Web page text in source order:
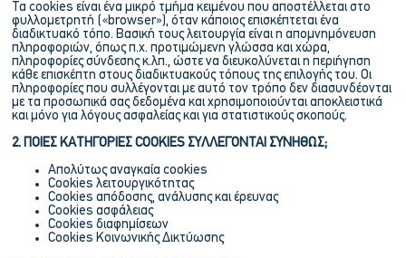
Τα cookies είναι ένα μικρό τμήμα κειμένου που αποστέλλεται στο
φυλλομετρητή («browser»), όταν κάποιος επισκέπτεται ένα
διαδικτυακό τόπο. Βασική τους λειτουργία είναι η απομνημόνευση
πληροφοριών, όπως π.χ. προτιμώμενη γλώσσα και χώρα,
πληροφορίες σύνδεσης κ.λπ., ώστε να διευκολύνεται η περιήγηση
κάθε επισκέπτη στους διαδικτυακούς τόπους της επιλογής του. Oι
πληροφορίες που συλλέγονται με αυτό τον τρόπο δεν διασυνδέονται
με τα προσωπικά σας δεδομένα και χρησιμοποιούνται αποκλειστικά
και μόνο για λόγους ασφαλείας και για στατιστικούς σκοπούς.
2. ΠΟΙΕΣ ΚΑΤΗΓΟΡΙΕΣ COOKIES ΣΥΛΛΕΓΟΝΤΑΙ ΣΥΝΗΘΩΣ;
Απολύτως αναγκαία cookies
Cookies λειτουργικότητας
Cookies απόδοσης, ανάλυσης και έρευνας
Cookies ασφάλειας
Cookies διαφημίσεων
Cookies Κοινωνικής Δικτύωσης